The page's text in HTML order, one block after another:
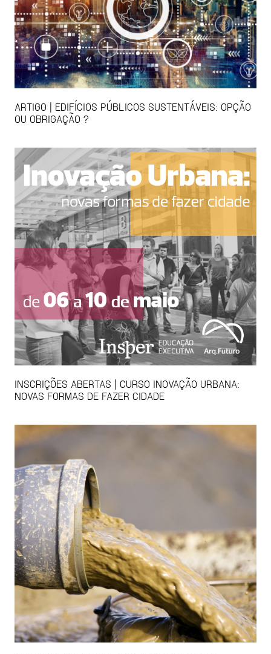
ARTIGO | EDIFÍCIOS PÚBLICOS SUSTENTÁVEIS: OPÇÃO
OU OBRIGAÇÃO ?
INSCRIÇÕES ABERTAS | CURSO INOVAÇÃO URBANA:
NOVAS FORMAS DE FAZER CIDADE